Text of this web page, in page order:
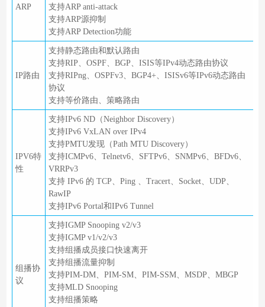
ARP
支持ARP anti-attack
支持ARP源抑制
支持ARP Detection功能
IP路由
支持静态路由和默认路由
支持RIP、OSPF、BGP、ISIS等IPv4动态路由协议
支持RIPng、OSPFv3、BGP4+、ISISv6等IPv6动态路由
协议
支持等价路由、策略路由
IPV6特
性
支持IPv6 ND（Neighbor Discovery）
支持IPv6 VxLAN over IPv4
支持PMTU发现（Path MTU Discovery）
支持ICMPv6、Telnetv6、SFTPv6、SNMPv6、BFDv6、
VRRPv3
支持 IPv6 的 TCP、Ping 、Tracert、Socket、UDP、
RawIP
支持IPv6 Portal和IPv6 Tunnel
组播协
议
支持IGMP Snooping v2/v3
支持IGMP v1/v2/v3
支持组播成员接口快速离开
支持组播流量抑制
支持PIM-DM、PIM-SM、PIM-SSM、MSDP、MBGP
支持MLD Snooping
支持组播策略